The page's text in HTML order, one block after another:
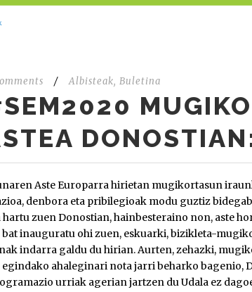
/ Albisteak, Buletina
Aste Europarra hirietan mugikortasun
denbora eta pribilegioak modu guztiz
zuen Donostian, hainbesteraino non, aste
inauguratu ohi zuen, eskuarki, bizikleta-
indarra galdu du hirian. Aurten, zehazki,
egindako ahaleginari nota jarri beharko
urriak agerian jartzen du Udala ez